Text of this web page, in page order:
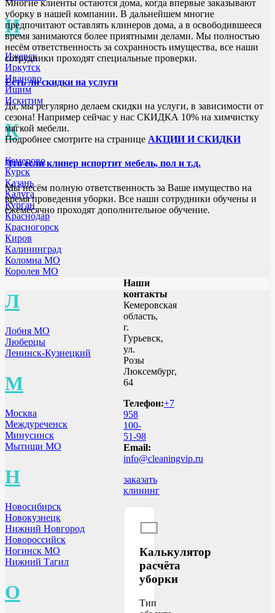
И
Ижевск
Иркутск
Иваново
Ишим
Искитим
К
Кемерово
Курск
Казань
Калуга
Курган
Краснодар
Красногорск
Киров
Калининград
Коломна МО
Королев МО
Л
Лобня МО
Люберцы
Ленинск-Кузнецкий
М
Москва
Междуреченск
Минусинск
Мытищи МО
Н
Новосибирск
Новокузнецк
Нижний Новгород
Новороссийск
Ногинск МО
Нижний Тагил
О
Многие клиенты остаются дома, когда впервые заказывают
уборку в нашей компании. В дальнейшем многие
предпочитают оставлять клинеров дома, а в освободившееся
время занимаются более приятными делами. Мы полностью
несём ответственность за сохранность имущества, все наши
сотрудники проходят специальные проверки.
Есть ли скидки на услуги
Да, мы регулярно делаем скидки на услуги, в зависимости от
сезона! Например сейчас у нас СКИДКА 10% на химчистку
мягкой мебели.
Подробнее смотрите на странице АКЦИИ И СКИДКИ
Что если клинер испортит мебель, пол и т.д.
Мы несём полную ответственность за Ваше имущество на
время проведения уборки. Все наши сотрудники обучены и
ежемесячно проходят дополнительное обучение.
Наши
контакты
Кемеровская
область,
г.
Гурьевск,
ул.
Розы
Люксембург,
64
Телефон:+7
958
100-
51-98
Email:
info@cleaningvip.ru
заказать
клининг
Калькулятор
расчёта
уборки
Тип